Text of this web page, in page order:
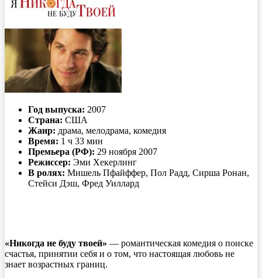
Год выпуска: 2007
Страна: США
Жанр: драма, мелодрама, комедия
Время: 1 ч 33 мин
Премьера (РФ): 29 ноября 2007
Режиссер: Эми Хекерлинг
В ролях: Мишель Пфайффер, Пол Радд, Сирша Ронан,
Стейси Дэш, Фред Уиллард
«Никогда не буду твоей» — романтическая комедия о поиске
счастья, принятии себя и о том, что настоящая любовь не
знает возрастных границ.